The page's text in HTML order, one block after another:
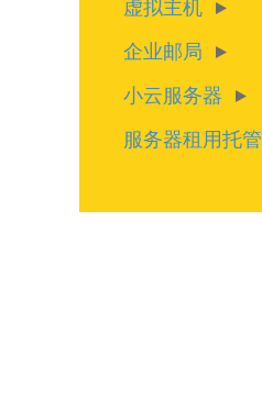
虚拟主机
企业邮局
小云服务器
服务器租用托管